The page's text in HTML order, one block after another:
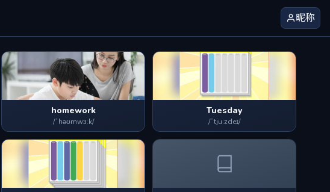
昵称
homework
/ˈhəʊmwɜːk/
Tuesday
/ˈtjuːzdeɪ/